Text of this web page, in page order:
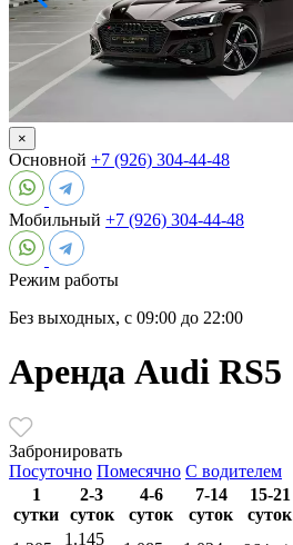
×
Основной +7 (926) 304-44-48
Мобильный +7 (926) 304-44-48
Режим работы
Без выходных, с 09:00 до 22:00
Аренда Audi RS5
Забронировать
Посуточно Помесячно С водителем
1
сутки
2-3
суток
4-6
суток
7-14
суток
15-21
суток
1.145